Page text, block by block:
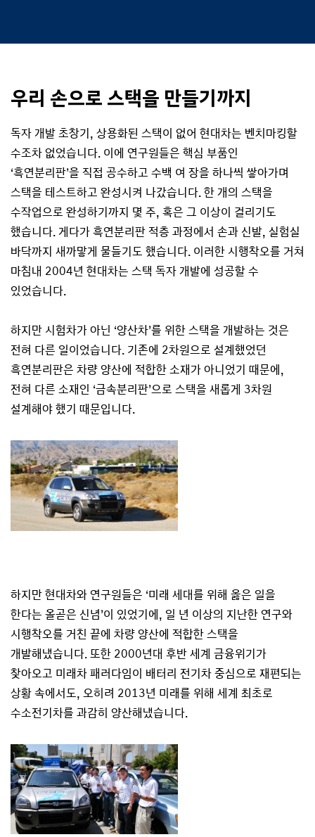
우리 손으로 스택을 만들기까지
독자 개발 초창기, 상용화된 스택이 없어 현대차는 벤치마킹할
수조차 없었습니다. 이에 연구원들은 핵심 부품인
‘흑연분리판’을 직접 공수하고 수백 여 장을 하나씩 쌓아가며
스택을 테스트하고 완성시켜 나갔습니다. 한 개의 스택을
수작업으로 완성하기까지 몇 주, 혹은 그 이상이 걸리기도
했습니다. 게다가 흑연분리판 적층 과정에서 손과 신발, 실험실
바닥까지 새까맣게 물들기도 했습니다. 이러한 시행착오를 거쳐
마침내 2004년 현대차는 스택 독자 개발에 성공할 수
있었습니다.
하지만 시험차가 아닌 ‘양산차’를 위한 스택을 개발하는 것은
전혀 다른 일이었습니다. 기존에 2차원으로 설계했었던
흑연분리판은 차량 양산에 적합한 소재가 아니었기 때문에,
전혀 다른 소재인 ‘금속분리판’으로 스택을 새롭게 3차원
설계해야 했기 때문입니다.
하지만 현대차와 연구원들은 ‘미래 세대를 위해 옳은 일을
한다는 올곧은 신념’이 있었기에, 일 년 이상의 지난한 연구와
시행착오를 거친 끝에 차량 양산에 적합한 스택을
개발해냈습니다. 또한 2000년대 후반 세계 금융위기가
찾아오고 미래차 패러다임이 배터리 전기차 중심으로 재편되는
상황 속에서도, 오히려 2013년 미래를 위해 세계 최초로
수소전기차를 과감히 양산해냈습니다.